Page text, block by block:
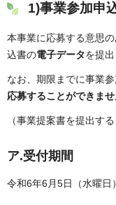
1)事業参加申
本事業に応募する意思
込書の電子データを提出
なお、期限までに事業
応募することができませ
（事業提案書を提出す
ア.受付期間
令和6年6月5日（水曜日